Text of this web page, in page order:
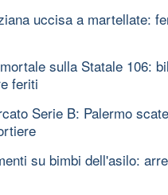
uccisa a martellate:
sulla Statale 106:
feriti
Serie B: Palermo
su bimbi dell'asilo: